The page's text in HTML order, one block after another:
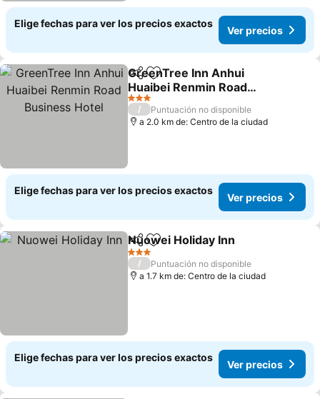
Elige fechas para ver los precios exactos
Ver precios
CompartirAgregar a favoritos
GreenTree Inn Anhui
Huaibei Renmin Road
Business Hotel
Ver precios
3 Estrellas
/
Puntuación no disponible
a 2.0 km de: Centro de la ciudad
Elige fechas para ver los precios exactos
Ver precios
CompartirAgregar a favoritos
Nuowei Holiday Inn
3 Estrellas
/
Puntuación no disponible
a 1.7 km de: Centro de la ciudad
Elige fechas para ver los precios exactos
Ver precios